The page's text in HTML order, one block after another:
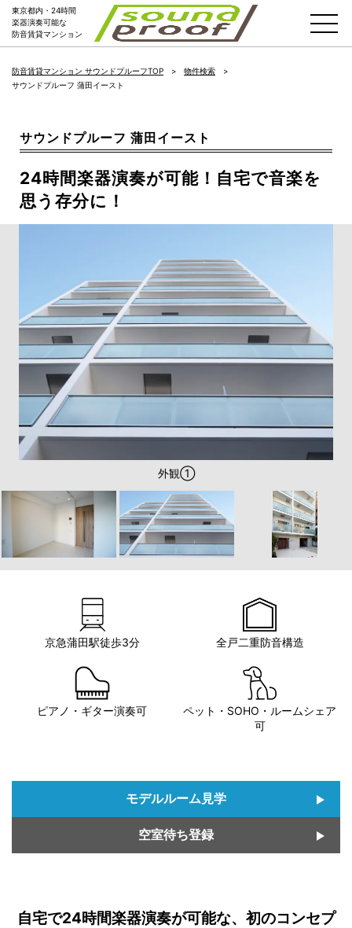
東京都内・24時間
楽器演奏可能な
防音賃貸マンション
防音賃貸マンション サウンドプルーフTOP
物件検索
サウンドプルーフ 蒲田イースト
サウンドプルーフ 蒲田イースト
24時間楽器演奏が可能！自宅で音楽を
思う存分に！
外観①
外観②
外観③
エントランスホール
室内写真・1Kタイプ※8階～10階の部屋のみとなります。
室内写真・1LDKタイプ
室内写真・1LDKタイプ
室内写真・1Kタイプ※8階～10階の部屋のみとなります。
京急蒲田駅徒歩3分 全戸二重防音構造
ピアノ・ギター演奏可
ペット・SOHO・ルームシェア
可
モデルルーム見学
空室待ち登録
自宅で24時間楽器演奏が可能な、初のコンセプ